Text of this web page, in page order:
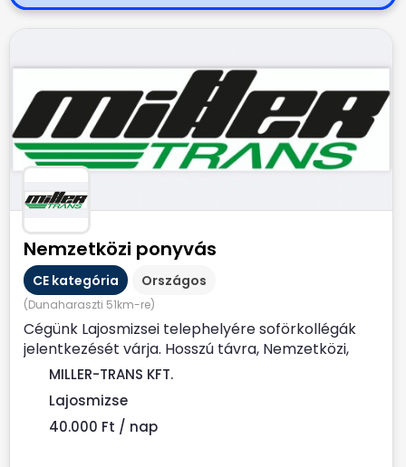
Nemzetközi ponyvás
CE kategória Országos
(Dunaharaszti 51km-re)
Cégünk Lajosmizsei telephelyére soförkollégák
jelentkezését várja. Hosszú távra, Nemzetközi,
Ponyvás...
MILLER-TRANS KFT.
Lajosmizse
40.000 Ft / nap